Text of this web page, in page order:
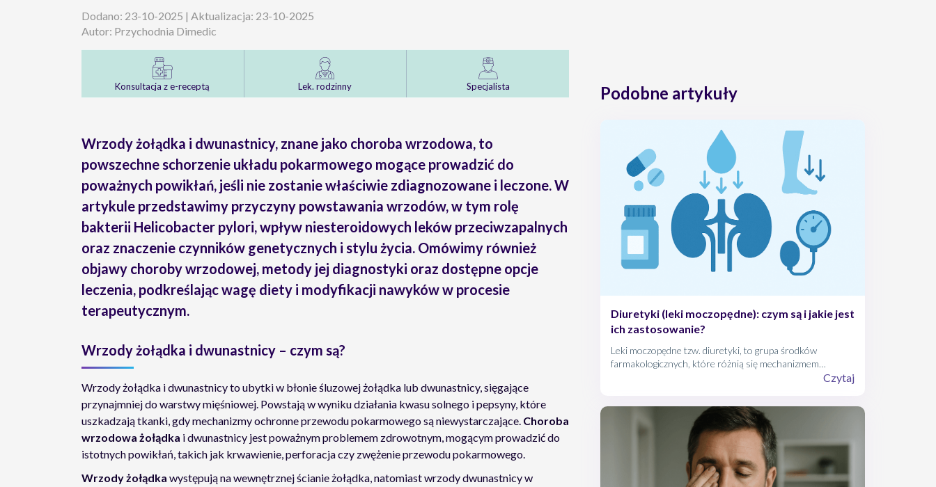
Dodano: 23-10-2025 | Aktualizacja: 23-10-2025
Autor: Przychodnia Dimedic
Konsultacja z e-receptą Lek. rodzinny Specjalista
Wrzody żołądka i dwunastnicy, znane jako choroba wrzodowa, to
powszechne schorzenie układu pokarmowego mogące prowadzić do
poważnych powikłań, jeśli nie zostanie właściwie zdiagnozowane i leczone. W
artykule przedstawimy przyczyny powstawania wrzodów, w tym rolę
bakterii Helicobacter pylori, wpływ niesteroidowych leków przeciwzapalnych
oraz znaczenie czynników genetycznych i stylu życia. Omówimy również
objawy choroby wrzodowej, metody jej diagnostyki oraz dostępne opcje
leczenia, podkreślając wagę diety i modyfikacji nawyków w procesie
terapeutycznym.
Wrzody żołądka i dwunastnicy – czym są?
Wrzody żołądka i dwunastnicy to ubytki w błonie śluzowej żołądka lub dwunastnicy, sięgające
przynajmniej do warstwy mięśniowej. Powstają w wyniku działania kwasu solnego i pepsyny, które
uszkadzają tkanki, gdy mechanizmy ochronne przewodu pokarmowego są niewystarczające. Choroba
wrzodowa żołądka i dwunastnicy jest poważnym problemem zdrowotnym, mogącym prowadzić do
istotnych powikłań, takich jak krwawienie, perforacja czy zwężenie przewodu pokarmowego.
Wrzody żołądka występują na wewnętrznej ścianie żołądka, natomiast wrzody dwunastnicy w
Podobne artykuły
Diuretyki (leki moczopędne): czym są i jakie jest
ich zastosowanie?
Leki moczopędne tzw. diuretyki, to grupa środków
farmakologicznych, które różnią się mechanizmem
oddziaływania na różne odcinki nefronu, leki te znalazły
zastosowanie w leczeniu nadciśnienia tętniczego,
niewydolności serca i przewlekłych chorób nerek.
Czytaj